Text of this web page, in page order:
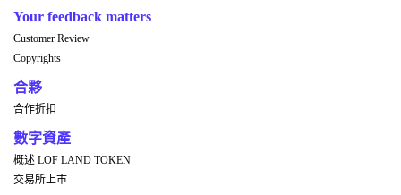
Your feedback matters
Customer Review
Copyrights
合夥
合作折扣
數字資產
概述 LOF LAND TOKEN
交易所上市